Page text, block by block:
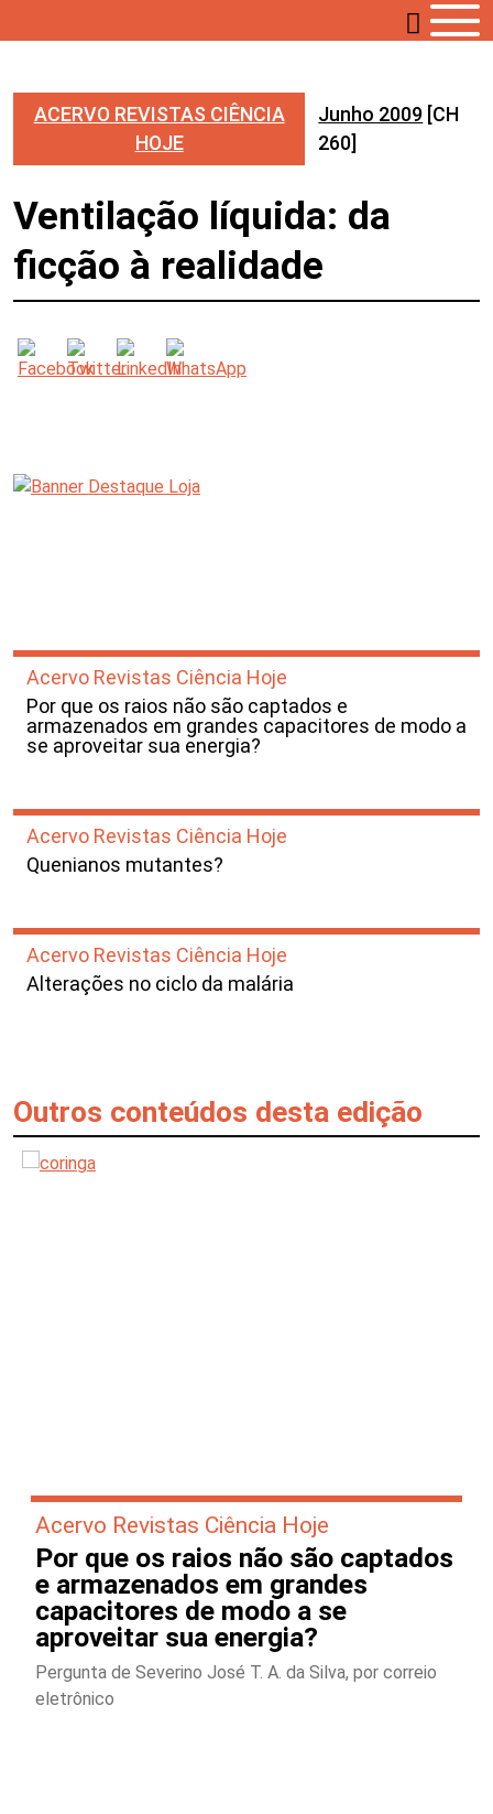
ACERVO REVISTAS CIÊNCIA
HOJE
Junho 2009 [CH
260]
Ventilação líquida: da
ficção à realidade
Acervo Revistas Ciência Hoje
Por que os raios não são captados e
armazenados em grandes capacitores de modo a
se aproveitar sua energia?
Acervo Revistas Ciência Hoje
Quenianos mutantes?
Acervo Revistas Ciência Hoje
Alterações no ciclo da malária
Outros conteúdos desta edição
Acervo Revistas Ciência Hoje
Por que os raios não são captados
e armazenados em grandes
capacitores de modo a se
aproveitar sua energia?
Pergunta de Severino José T. A. da Silva, por correio
eletrônico